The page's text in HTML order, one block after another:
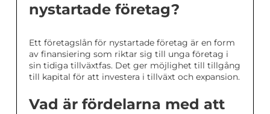
nystartade företag?
Ett företagslån för nystartade företag är en form
av finansiering som riktar sig till unga företag i
sin tidiga tillväxtfas. Det ger möjlighet till tillgång
till kapital för att investera i tillväxt och expansion.
Vad är fördelarna med att